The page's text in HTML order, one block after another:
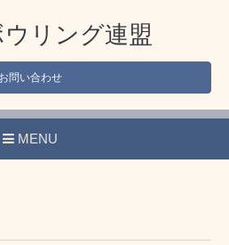
リング連盟
お問い合わせ
MENU